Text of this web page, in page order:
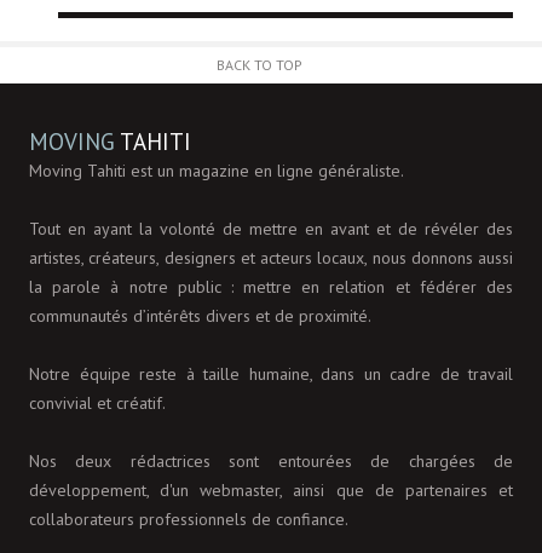
BACK TO TOP
MOVING TAHITI
Moving Tahiti est un magazine en ligne généraliste.
Tout en ayant la volonté de mettre en avant et de révéler des
artistes, créateurs, designers et acteurs locaux, nous donnons aussi
la parole à notre public : mettre en relation et fédérer des
communautés d’intérêts divers et de proximité.
Notre équipe reste à taille humaine, dans un cadre de travail
convivial et créatif.
Nos deux rédactrices sont entourées de chargées de
développement, d'un webmaster, ainsi que de partenaires et
collaborateurs professionnels de confiance.